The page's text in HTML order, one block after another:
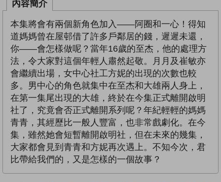
內容簡介
本集將會有兩個新角色加入——阿圈和一心！得知
道媽媽曾在屋邨借了許多戶鄰居的錢，遲遲未還，
你——會怎樣做呢？當年16歲的至杰，他的處理方
法，令大家對這個年輕人肅然起敬。月月及崔敏亦
會繼續出場，女中心社工方妮的出現的次數也較
多。男中心的角色就集中在至杰和大雄兩人身上，
在第一集尾出現的大雄，終於在今集正式離開啟明
社了，究竟會否正式離開系列呢？年紀輕輕的媽媽
青青，其經歷比一般人豐富，也非常戲劇化。在今
集，雖然她會短暫離開啟明社，但在未來的幾集，
大家都會見到青青和方妮再次遇上。不知今次，君
比帶給我們的，又是怎樣的一個故事？